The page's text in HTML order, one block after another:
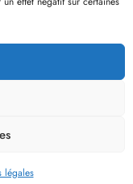
légales